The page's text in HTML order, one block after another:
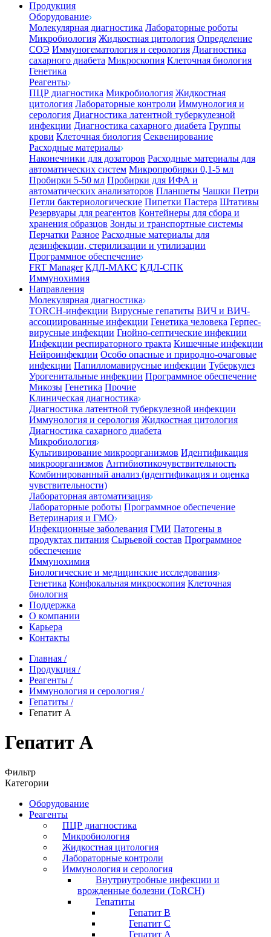
Продукция
Оборудование
Молекулярная диагностика Лабораторные роботы
Микробиология Жидкостная цитология Определение
СОЭ Иммуногематология и серология Диагностика
сахарного диабета Микроскопия Клеточная биология
Генетика
Реагенты
ПЦР диагностика Микробиология Жидкостная
цитология Лабораторные контроли Иммунология и
серология Диагностика латентной туберкулезной
инфекции Диагностика сахарного диабета Группы
крови Клеточная биология Секвенирование
Расходные материалы
Наконечники для дозаторов Расходные материалы для
автоматических систем Микропробирки 0,1-5 мл
Пробирки 5-50 мл Пробирки для ИФА и
автоматических анализаторов Планшеты Чашки Петри
Петли бактериологические Пипетки Пастера Штативы
Резервуары для реагентов Контейнеры для сбора и
хранения образцов Зонды и транспортные системы
Перчатки Разное Расходные материалы для
дезинфекции, стерилизации и утилизации
Программное обеспечение
FRT Manager КДЛ-МАКС КДЛ-СПК
Иммунохимия
Направления
Молекулярная диагностика
TORCH-инфекции Вирусные гепатиты ВИЧ и ВИЧ-
ассоциированные инфекции Генетика человека Герпес-
вирусные инфекции Гнойно-септические инфекции
Инфекции респираторного тракта Кишечные инфекции
Нейроинфекции Особо опасные и природно-очаговые
инфекции Папилломавирусные инфекции Туберкулез
Урогенитальные инфекции Программное обеспечение
Микозы Генетика Прочие
Клиническая диагностика
Диагностика латентной туберкулезной инфекции
Иммунология и серология Жидкостная цитология
Диагностика сахарного диабета
Микробиология
Культивирование микроорганизмов Идентификация
микроорганизмов Антибиотикочувствительность
Комбинированный анализ (идентификация и оценка
чувствительности)
Лабораторная автоматизация
Лабораторные роботы Программное обеспечение
Ветеринария и ГМО
Инфекционные заболевания ГМИ Патогены в
продуктах питания Сырьевой состав Программное
обеспечение
Иммунохимия
Биологические и медицинские исследования
Генетика Конфокальная микроскопия Клеточная
биология
Поддержка
О компании
Карьера
Контакты
Главная /
Продукция /
Реагенты /
Иммунология и серология /
Гепатиты /
Гепатит А
Гепатит А
Фильтр
Категории
Оборудование
Реагенты
ПЦР диагностика
Микробиология
Жидкостная цитология
Лабораторные контроли
Иммунология и серология
Внутриутробные инфекции и
врожденные болезни (ToRCH)
Гепатиты
Гепатит B
Гепатит C
Гепатит А